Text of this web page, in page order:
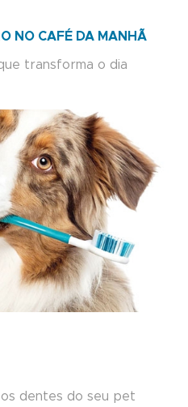
NO CAFÉ DA MANHÃ
transforma o dia
dentes do seu pet